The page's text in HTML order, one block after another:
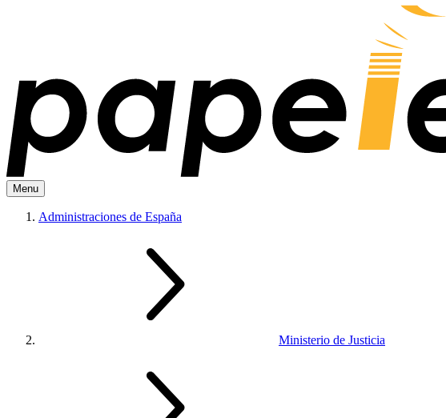
Menu
Administraciones de España
Ministerio de Justicia